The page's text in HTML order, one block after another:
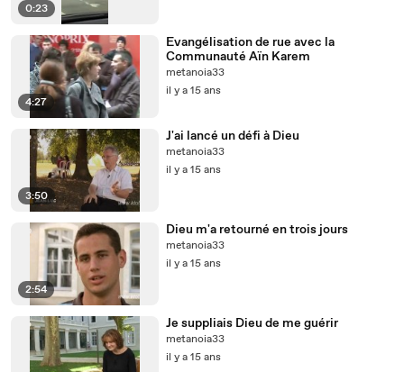
0:23
4:27
Evangélisation de rue avec la
Communauté Aïn Karem
metanoia33
il y a 15 ans
3:50
J'ai lancé un défi à Dieu
metanoia33
il y a 15 ans
2:54
Dieu m'a retourné en trois jours
metanoia33
il y a 15 ans
Je suppliais Dieu de me guérir
metanoia33
il y a 15 ans